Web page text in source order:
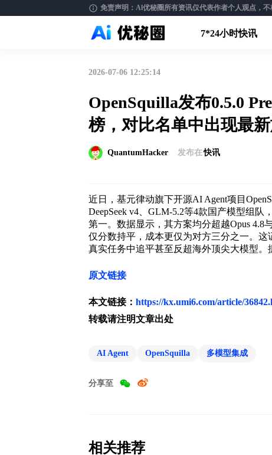
免责声明：Al优秘圈所有资讯仅代表作者个人观点，
7*24小时快讯
2026-07-06 12:25:14
OpenSquilla发布0.5.0
榜，对比名单中出现最
QuantumHacker 发布在快讯
近日，基元律动旗下开源AI Agent项目
DeepSeek v4、GLM-5.2等4款国产模型组
第一。数据显示，其方案均分超越Opus 4.8
仅分数持平，成本更仅为对方三分之一。
真实任务中追平甚至反超海外顶尖大模型。
原文链接
本文链接： https://kx.umi6.com/article/
转载请注明文章出处
AI Agent OpenSquilla 多模型集成
分享至
相关推荐